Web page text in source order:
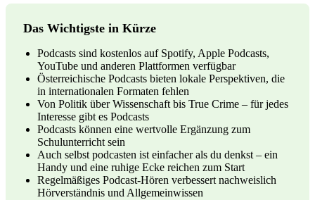
Das Wichtigste in Kürze
Podcasts sind kostenlos auf Spotify, Apple Podcasts,
YouTube und anderen Plattformen verfügbar
Österreichische Podcasts bieten lokale Perspektiven, die
in internationalen Formaten fehlen
Von Politik über Wissenschaft bis True Crime – für jedes
Interesse gibt es Podcasts
Podcasts können eine wertvolle Ergänzung zum
Schulunterricht sein
Auch selbst podcasten ist einfacher als du denkst – ein
Handy und eine ruhige Ecke reichen zum Start
Regelmäßiges Podcast-Hören verbessert nachweislich
Hörverständnis und Allgemeinwissen